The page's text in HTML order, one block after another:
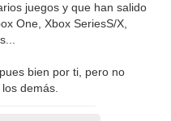
juegos y que han salido
One, Xbox SeriesS/X,
bien por ti, pero no
demás.